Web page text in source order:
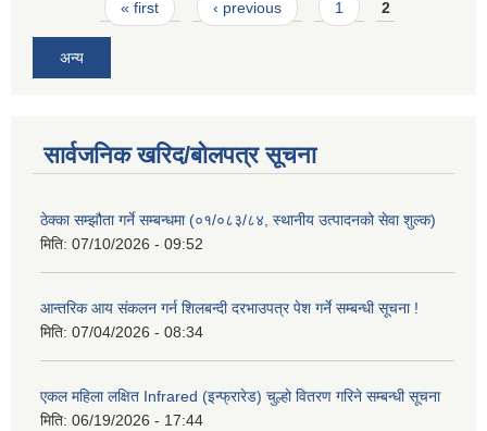
« first ‹ previous 1 2
अन्य
सार्वजनिक खरिद/बोलपत्र सूचना
ठेक्का सम्झौता गर्ने सम्बन्धमा (०१/०८३/८४, स्थानीय उत्पादनको सेवा शुल्क)
मिति: 07/10/2026 - 09:52
आन्तरिक आय संकलन गर्न शिलबन्दी दरभाउपत्र पेश गर्ने सम्बन्धी सूचना !
मिति: 07/04/2026 - 08:34
एकल महिला लक्षित Infrared (इन्फ्रारेड) चुल्हो वितरण गरिने सम्बन्धी सूचना
मिति: 06/19/2026 - 17:44